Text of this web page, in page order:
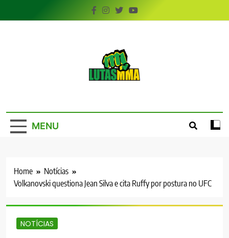
to
MENU
Home
Notícias
Volkanovski questiona Jean Silva e cita Ruffy por postura no UFC
NOTÍCIAS